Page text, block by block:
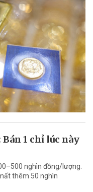
1 chỉ lúc này
nghìn đồng/lượng.
thêm 50 nghìn